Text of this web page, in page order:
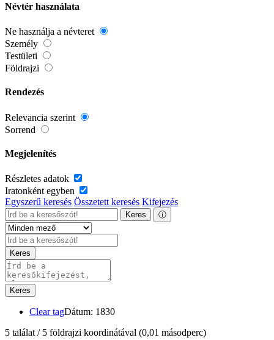
Névtér használata
Ne használja a névteret
Személy
Testületi
Földrajzi
Rendezés
Relevancia szerint
Sorrend
Megjelenítés
Részletes adatok
Iratonként egyben
Egyszerű keresés Összetett keresés Kifejezés
Keres ⓘ
Keres
Keres
Clear tagDátum: 1830
5 találat / 5 földrajzi koordinátával (0,01 másodperc)